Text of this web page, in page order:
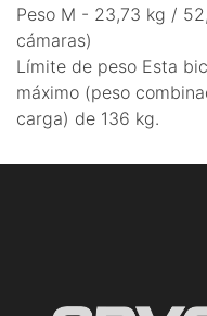
Peso M - 23,73 kg /
cámaras)
Límite de peso Esta
máximo (peso
carga) de 136 kg.